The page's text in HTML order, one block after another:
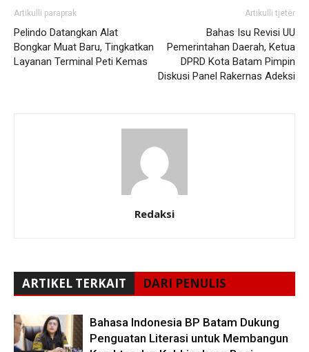
Artikulli paraprak
Pelindo Datangkan Alat
Bongkar Muat Baru, Tingkatkan
Layanan Terminal Peti Kemas
Artikulli tjetër
Bahas Isu Revisi UU
Pemerintahan Daerah, Ketua
DPRD Kota Batam Pimpin
Diskusi Panel Rakernas Adeksi
Redaksi
ARTIKEL TERKAIT DARI PENULIS
Bahasa Indonesia BP Batam Dukung
Penguatan Literasi untuk Membangun